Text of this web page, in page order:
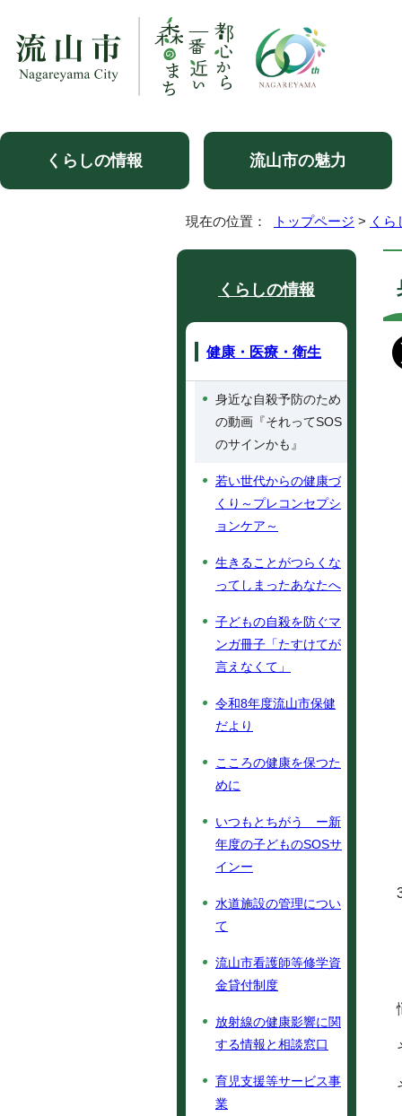
くらしの情報 流山市の魅力
現在の位置： トップページ > くら
くらしの情報
健康・医療・衛生
身近な自殺予防のため
の動画『それってSOS
のサインかも』
若い世代からの健康づ
くり～プレコンセプシ
ョンケア～
生きることがつらくな
ってしまったあなたへ
子どもの自殺を防ぐマ
ンガ冊子「たすけてが
言えなくて」
令和8年度流山市保健
だより
こころの健康を保つた
めに
いつもとちがう ー新
年度の子どものSOSサ
インー
水道施設の管理につい
て
流山市看護師等修学資
金貸付制度
放射線の健康影響に関
する情報と相談窓口
育児支援等サービス事
業